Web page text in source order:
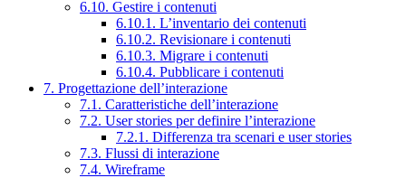
6.10. Gestire i contenuti
6.10.1. L’inventario dei contenuti
6.10.2. Revisionare i contenuti
6.10.3. Migrare i contenuti
6.10.4. Pubblicare i contenuti
7. Progettazione dell’interazione
7.1. Caratteristiche dell’interazione
7.2. User stories per definire l’interazione
7.2.1. Differenza tra scenari e user stories
7.3. Flussi di interazione
7.4. Wireframe